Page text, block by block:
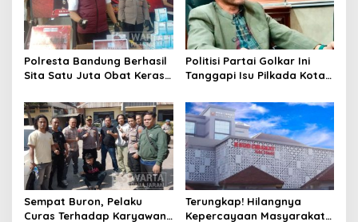
Polresta Bandung Berhasil
Sita Satu Juta Obat Keras
Kasus Narkoba
Politisi Partai Golkar Ini
Tanggapi Isu Pilkada Kota
Sempat Buron, Pelaku
Curas Terhadap Karyawan
Terungkap! Hilangnya
Kepercayaan Masyarakat